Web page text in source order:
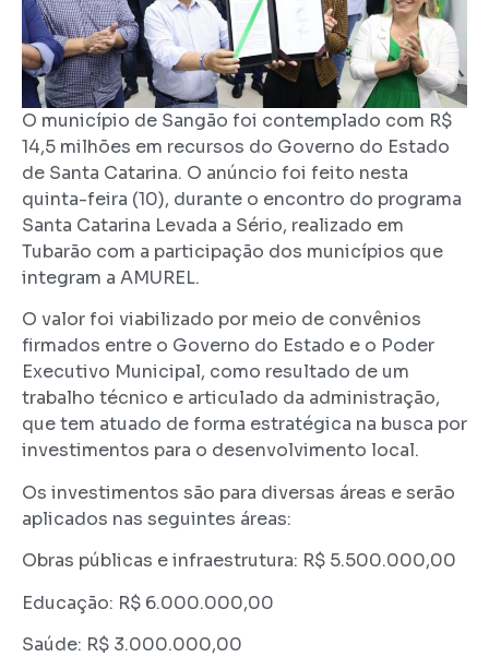
O município de Sangão foi contemplado com R$
14,5 milhões em recursos do Governo do Estado
de Santa Catarina. O anúncio foi feito nesta
quinta-feira (10), durante o encontro do programa
Santa Catarina Levada a Sério, realizado em
Tubarão com a participação dos municípios que
integram a AMUREL.
O valor foi viabilizado por meio de convênios
firmados entre o Governo do Estado e o Poder
Executivo Municipal, como resultado de um
trabalho técnico e articulado da administração,
que tem atuado de forma estratégica na busca por
investimentos para o desenvolvimento local.
Os investimentos são para diversas áreas e serão
aplicados nas seguintes áreas:
Obras públicas e infraestrutura: R$ 5.500.000,00
Educação: R$ 6.000.000,00
Saúde: R$ 3.000.000,00